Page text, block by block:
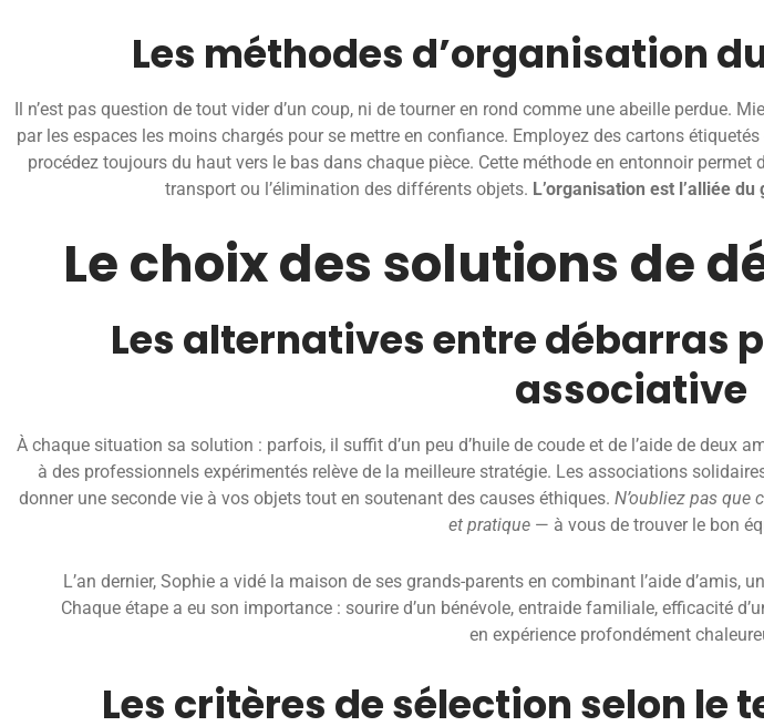
Les méthodes d’organisation
Il n’est pas question de tout vider d’un coup, ni de tourner en rond comme une abeille perdue.
par les espaces les moins chargés pour se mettre en confiance. Employez des cartons
procédez toujours du haut vers le bas dans chaque pièce. Cette méthode en entonnoir permet
transport ou l’élimination des différents objets. L’organisation est l’alliée
Le choix des solutions de
Les alternatives entre débarras
associative
À chaque situation sa solution : parfois, il suffit d’un peu d’huile de coude et de l’aide de deux
à des professionnels expérimentés relève de la meilleure stratégie. Les associations
donner une seconde vie à vos objets tout en soutenant des causes éthiques. N’oubliez pas que
et pratique— à vous de trouver le bon
L’an dernier, Sophie a vidé la maison de ses grands-parents en combinant l’aide d’amis,
Chaque étape a eu son importance : sourire d’un bénévole, entraide familiale, efficacité
en expérience profondément
Les critères de sélection selon le